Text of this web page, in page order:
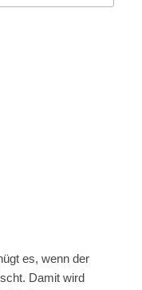
es, wenn der
Damit wird